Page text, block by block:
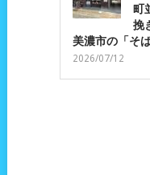
町
挽
美濃市の「そ
2026/07/12